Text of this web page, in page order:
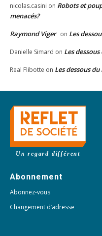
nicolas.casini on Robots et
menacés?
Raymond Viger on Les
Danielle Simard on Les
Real Flibotte on Les dessous
Un regard différent
Abonnement
Abonnez-vous
Changement d’adresse